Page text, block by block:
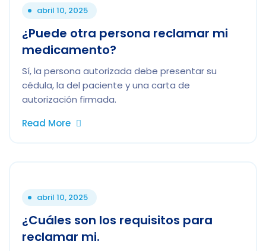
abril 10, 2025
¿Puede otra persona reclamar mi
medicamento?
Sí, la persona autorizada debe presentar su
cédula, la del paciente y una carta de
autorización firmada.
Read More
abril 10, 2025
¿Cuáles son los requisitos para
reclamar mi.